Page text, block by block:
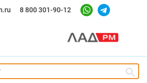
8 800 301-90-12